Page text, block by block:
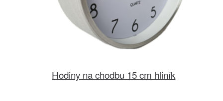
Hodiny na chodbu 15 cm hliník